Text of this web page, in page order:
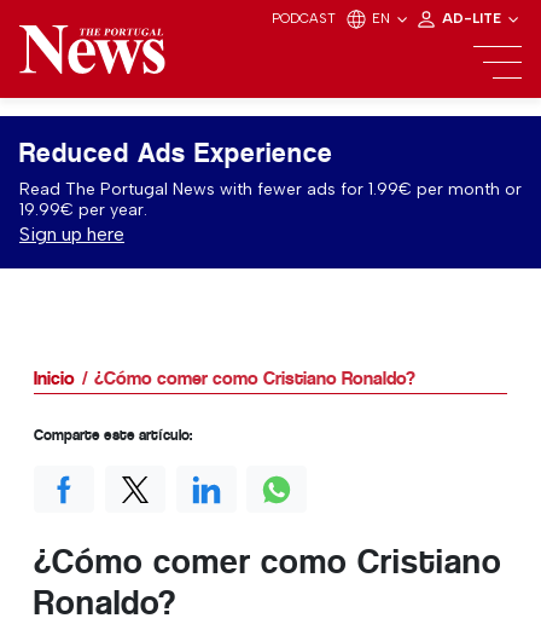
PODCAST EN AD-LITE
Reduced Ads Experience
Read The Portugal News with fewer ads for 1.99€ per month or
19.99€ per year.
Sign up here
Inicio ¿Cómo comer como Cristiano Ronaldo?
¿Cómo comer como Cristiano
Ronaldo?
Comparte este artículo: